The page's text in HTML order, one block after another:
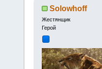
Solowhoff
Жестянщик
Герой